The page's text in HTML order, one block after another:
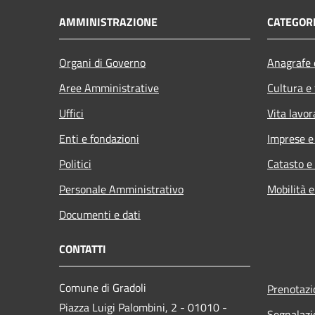
AMMINISTRAZIONE
Organi di Governo
Aree Amministrative
Uffici
Enti e fondazioni
Politici
Personale Amministrativo
Documenti e dati
Cultura
Vita
Imprese
Catasto
Mobilità
CONTATTI
Comune di Gradoli
Piazza Luigi Palombini, 2 - 01010 -